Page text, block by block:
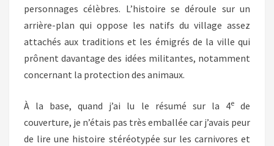
personnages célèbres. L’histoire se déroule sur un
arrière-plan qui oppose les natifs du village assez
attachés aux traditions et les émigrés de la ville qui
prônent davantage des idées militantes, notamment
concernant la protection des animaux.
À la base, quand j’ai lu le résumé sur la 4ede
couverture, je n’étais pas très emballée car j’avais peur
de lire une histoire stéréotypée sur les carnivores et